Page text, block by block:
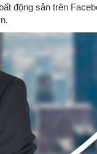
động sản trên